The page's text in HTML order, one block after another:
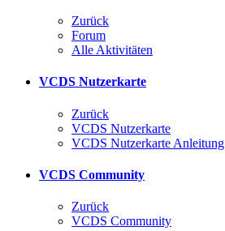
Zurück
Forum
Alle Aktivitäten
VCDS Nutzerkarte
Zurück
VCDS Nutzerkarte
VCDS Nutzerkarte Anleitung
VCDS Community
Zurück
VCDS Community